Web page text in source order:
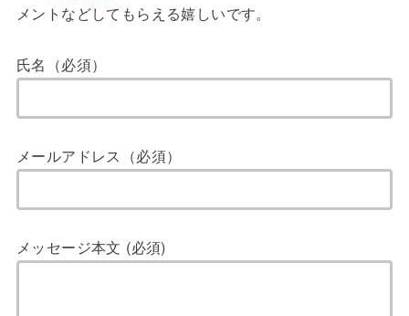
メントなどしてもらえる嬉しいです。
氏名（必須）
メールアドレス（必須）
メッセージ本文 (必須)